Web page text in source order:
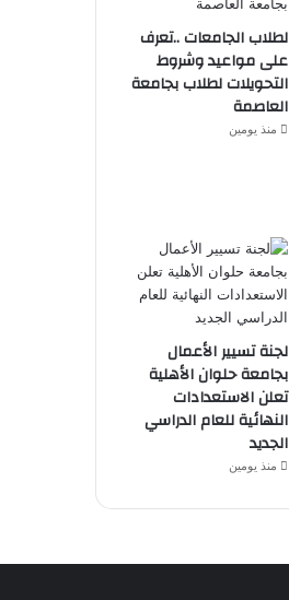
لطلاب الجامعات ..تعرف
على مواعيد وشروط
التحويلات لطلاب بجامعة
العاصمة
منذ يومين
لجنة تسيير الأعمال
بجامعة حلوان الأهلية
تعلن الاستعدادات
النهائية للعام الدراسي
الجديد
منذ يومين